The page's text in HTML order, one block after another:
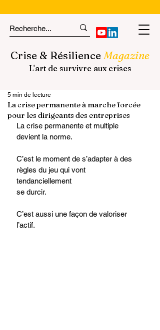
Crise & Résilience Magazine
L'art de survivre aux crises
La crise permanente à marche forcée
pour les dirigeants des entreprises
5 min de lecture
La crise permanente et multiple
devient la norme.
C’est le moment de s’adapter à des
règles du jeu qui vont
tendanciellement ​
se durcir.​
​C’est aussi une façon de valoriser
l’actif.